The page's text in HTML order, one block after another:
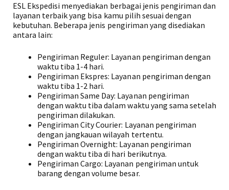
ESL Ekspedisi menyediakan berbagai jenis pengiriman dan
layanan terbaik yang bisa kamu pilih sesuai dengan
kebutuhan. Beberapa jenis pengiriman yang disediakan
antara lain:
Pengiriman Reguler: Layanan pengiriman dengan
waktu tiba 1-4 hari.
Pengiriman Ekspres: Layanan pengiriman dengan
waktu tiba 1-2 hari.
Pengiriman Same Day: Layanan pengiriman
dengan waktu tiba dalam waktu yang sama setelah
pengiriman dilakukan.
Pengiriman City Courier: Layanan pengiriman
dengan jangkauan wilayah tertentu.
Pengiriman Overnight: Layanan pengiriman
dengan waktu tiba di hari berikutnya.
Pengiriman Cargo: Layanan pengiriman untuk
barang dengan volume besar.